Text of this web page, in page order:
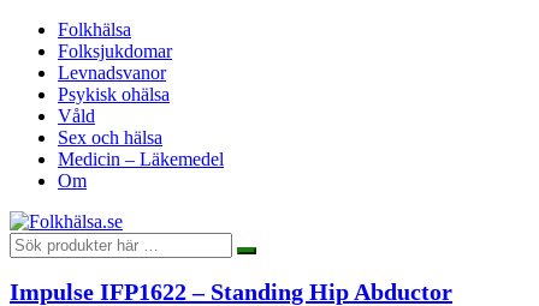
Folkhälsa
Folksjukdomar
Levnadsvanor
Psykisk ohälsa
Våld
Sex och hälsa
Medicin – Läkemedel
Om
Impulse IFP1622 – Standing Hip Abductor